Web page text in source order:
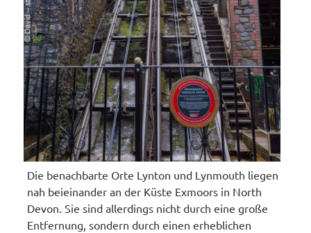
Die benachbarte Orte Lynton und Lynmouth liegen
nah beieinander an der Küste Exmoors in North
Devon. Sie sind allerdings nicht durch eine große
Entfernung, sondern durch einen erheblichen